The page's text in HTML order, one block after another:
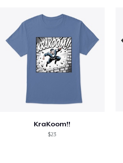
KraKoom!!
$23